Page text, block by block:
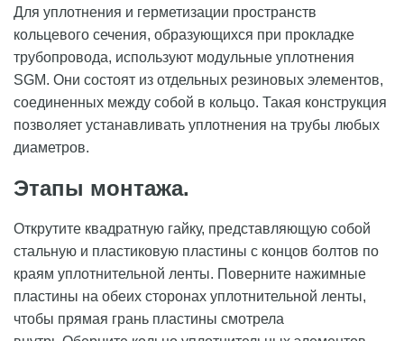
Для уплотнения и герметизации пространств
кольцевого сечения, образующихся при прокладке
трубопровода, используют модульные уплотнения
SGM. Они состоят из отдельных резиновых элементов,
соединенных между собой в кольцо. Такая конструкция
позволяет устанавливать уплотнения на трубы любых
диаметров.
Этапы монтажа.
Открутите квадратную гайку, представляющую собой
стальную и пластиковую пластины с концов болтов по
краям уплотнительной ленты. Поверните нажимные
пластины на обеих сторонах уплотнительной ленты,
чтобы прямая грань пластины смотрела